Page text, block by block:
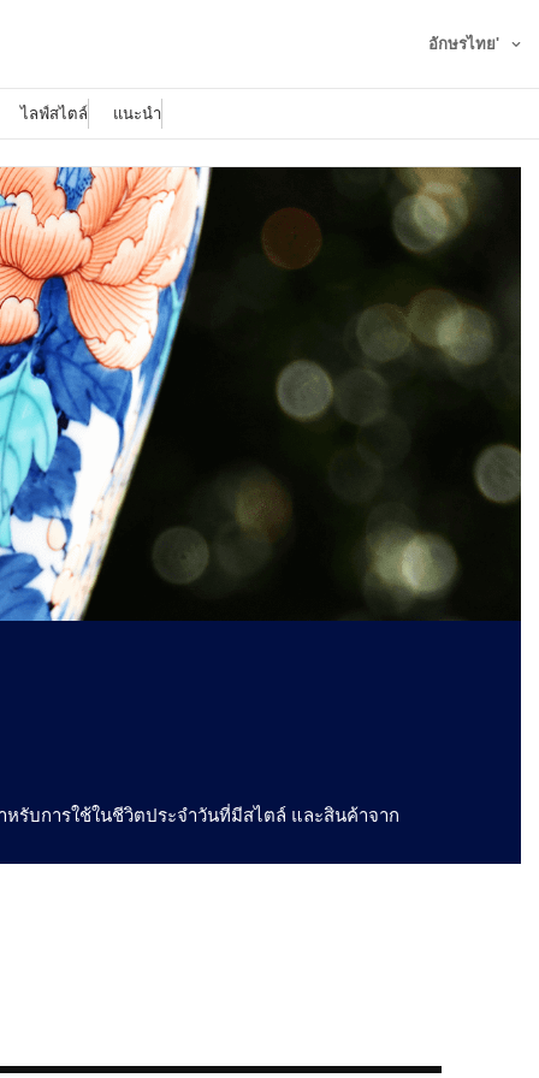
อักษรไทย'
ไลฟ์สไตล์ แนะนำ
หรับการใช้ในชีวิตประจำวันที่มีสไตล์ และสินค้าจาก